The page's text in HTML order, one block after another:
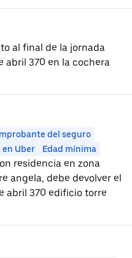
al final de la jornada
abril 370 en la cochera
del seguro
en Uber
Edad mínima
residencia en zona
angela, debe devolver el
abril 370 edificio torre